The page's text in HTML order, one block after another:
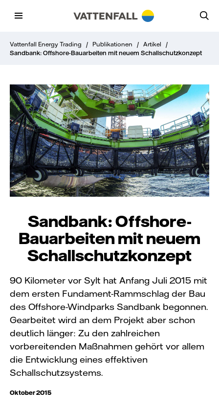
Vattenfall Energy Trading / Publikationen / Artikel
/
Sandbank: Offshore-Bauarbeiten mit neuem Schallschutzkonzept
Sandbank: Offshore-
Bauarbeiten mit neuem
Schallschutzkonzept
90 Kilometer vor Sylt hat Anfang Juli 2015 mit
dem ersten Fundament-Rammschlag der Bau
des Offshore-Windparks Sandbank begonnen.
Gearbeitet wird an dem Projekt aber schon
deutlich länger: Zu den zahlreichen
vorbereitenden Maßnahmen gehört vor allem
die Entwicklung eines effektiven
Schallschutzsystems.
Oktober 2015